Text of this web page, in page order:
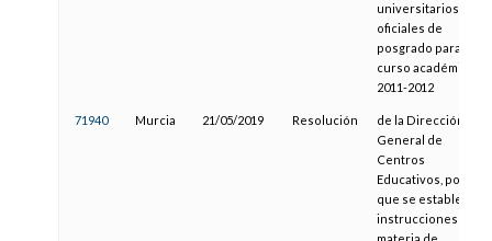
universitarios
oficiales de
posgrado para el
curso académico
2011-2012
71940 Murcia 21/05/2019 Resolución
de la Dirección
General de
Centros
Educativos, por la
que se establecen
instrucciones en